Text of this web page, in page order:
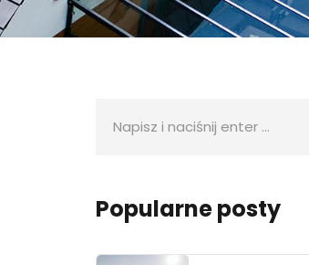
Popularne posty